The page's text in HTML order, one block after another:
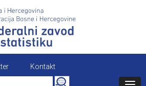
Kontakt
Search